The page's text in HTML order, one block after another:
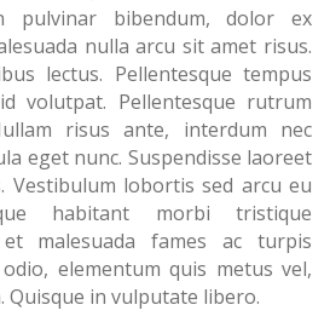
pulvinar bibendum, dolor ex
nulla arcu sit amet risus.
lectus. Pellentesque tempus
volutpat. Pellentesque rutrum
risus ante, interdum nec
eget nunc. Suspendisse laoreet
Vestibulum lobortis sed arcu eu
habitant morbi tristique
malesuada fames ac turpis
elementum quis metus vel,
Quisque in vulputate libero.